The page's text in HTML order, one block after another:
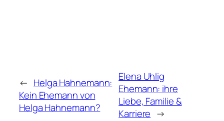
← Helga Hahnemann:
Kein Ehemann von
Helga Hahnemann?
Elena Uhlig
Ehemann: ihre
Liebe, Familie &
Karriere →